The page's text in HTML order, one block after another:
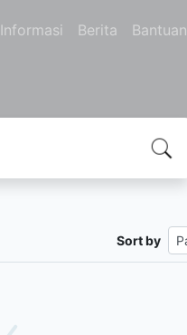
Informasi Berita Bantuan
Sort by